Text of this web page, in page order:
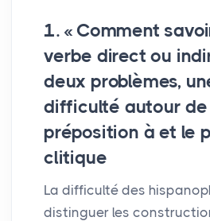
1. « Comment
verbe direct ou
deux problèmes,
difficulté autour de
préposition à et le
clitique
La difficulté des
distinguer les